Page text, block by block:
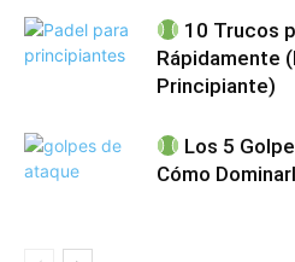
10 Trucos
Rápidamente
Principiante)
Los 5
Cómo